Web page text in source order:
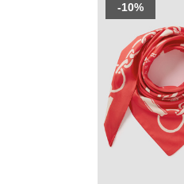
-10%